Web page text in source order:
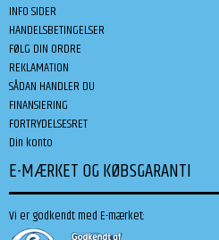
INFO SIDER
HANDELSBETINGELSER
FØLG DIN ORDRE
REKLAMATION
SÅDAN HANDLER DU
FINANSIERING
FORTRYDELSESRET
Din konto
E-MÆRKET OG KØBSGARANTI
Vi er godkendt med E-mærket: